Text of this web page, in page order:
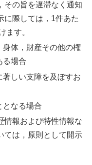
その旨を遅滞なく通知
に際しては，1件あた
ます。
体，財産その他の権
る場合
しい支障を及ぼすお
となる場合
情報および特性情報な
ては，原則として開示